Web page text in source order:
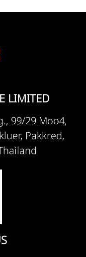
LIMITED
99/29 Moo4,
Pakkred,